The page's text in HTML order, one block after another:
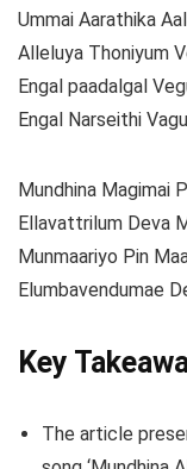
Ummai Aarathika
Alleluya Thoniyum
Engal paadalgal
Engal Narseithi
Mundhina Magimai
Ellavattrilum Deva
Munmaariyo Pin
Elumbavendumae
Key
The article